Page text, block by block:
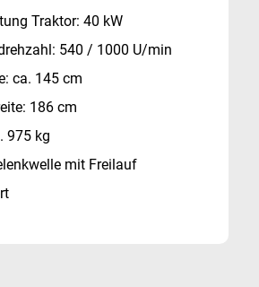
Traktor: 40 kW
540 / 1000 U/min
ca. 145 cm
186 cm
975 kg
mit Freilauf